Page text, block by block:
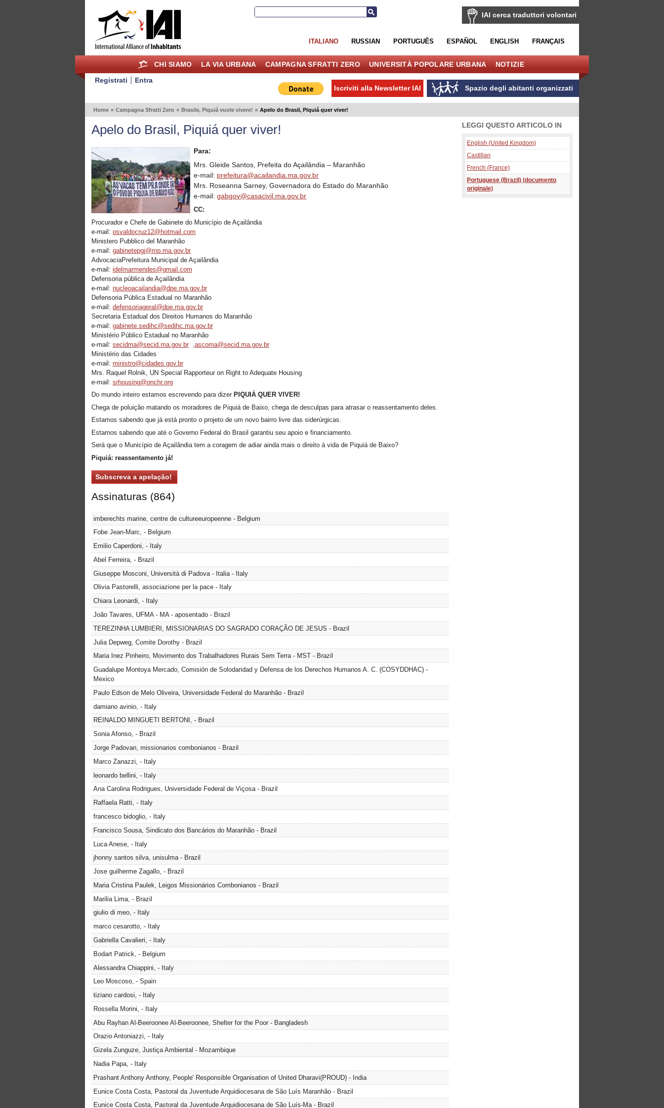
IAI cerca traduttori volontari
ITALIANO RUSSIAN PORTUGUÊS ESPAÑOL ENGLISH FRANÇAIS
CHI SIAMO LA VIA URBANA CAMPAGNA SFRATTI ZERO UNIVERSITÀ POPOLARE URBANA NOTIZIE
Registrati
Entra
Spazio degli abitanti organizzati
Iscriviti alla Newsletter IAI
Home » Campagna Sfratti Zero » Brasile, Piquiá vuole vivere! » Apelo do Brasil, Piquiá quer viver!
Apelo do Brasil, Piquiá quer viver!
Para:
Mrs. Gleide Santos, Prefeita do Açailândia – Maranhão
e-mail: prefeitura@acailandia.ma.gov.br
Mrs. Roseanna Sarney, Governadora do Estado do Maranhão
e-mail:gabgov@casacivil.ma.gov.br
CC:
Procurador e Chefe de Gabinete do Município de Açailândia
e-mail: osvaldocruz12@hotmail.com
Ministero Pubblico del Maranhão
e-mail: gabinetepgj@mp.ma.gov.br
AdvocaciaPrefeitura Municipal de Açailândia
e-mail: idelmarmendes@gmail.com
Defensoria pública de Açailândia
e-mail: nucleoacailandia@dpe.ma.gov.br
Defensoria Pública Estadual no Maranhão
e-mail: defensoriageral@dpe.ma.gov.br
Secretaria Estadual dos Direitos Humanos do Maranhão
e-mail: gabinete.sedihc@sedihc.ma.gov.br
Ministério Público Estadual no Maranhão
e-mail: secidma@secid.ma.gov.br
ascoma@secid.ma.gov.br
Ministério das Cidades
e-mail: ministro@cidades.gov.br
Mrs. Raquel Rolnik, UN Special Rapporteur on Right to Adequate Housing
e-mail: srhousing@onchr.org
Do mundo inteiro estamos escrevendo para dizer PIQUIÁ QUER VIVER!
Chega de poluição matando os moradores de Piquiá de Baixo, chega de desculpas para atrasar o reassentamento deles.
Estamos sabendo que já está pronto o projeto de um novo bairro livre das siderúrgicas.
Estamos sabendo que até o Governo Federal do Brasil garantiu seu apoio e financiamento.
Será que o Município de Açailândia tem a coragem de adiar ainda mais o direito à vida de Piquiá de Baixo?
Piquiá: reassentamento já!
Assinaturas (864)
imberechts marine, centre de cultureeuropeenne - Belgium
Fobe Jean-Marc, - Belgium
Emilio Caperdoni, - Italy
Abel Ferreira, - Brazil
Giuseppe Mosconi, Università di Padova - Italia - Italy
Olivia Pastorelli, associazione per la pace - Italy
Chiara Leonardi, - Italy
João Tavares, UFMA - MA - aposentado - Brazil
TEREZINHA LUMBIERI, MISSIONARIAS DO SAGRADO CORAÇÃO DE JESUS - Brazil
Julia Depweg, Comite Dorothy - Brazil
Maria Inez Pinheiro, Movimento dos Trabalhadores Rurais Sem Terra - MST - Brazil
Guadalupe Montoya Mercado, Comisión de Solodaridad y Defensa de los Derechos Humanos A. C. (COSYDDHAC) -
Mexico
Paulo Edson de Melo Oliveira, Universidade Federal do Maranhão - Brazil
damiano avinio, - Italy
REINALDO MINGUETI BERTONI, - Brazil
Sonia Afonso, - Brazil
Jorge Padovan, missionarios combonianos - Brazil
Marco Zanazzi, - Italy
leonardo bellini, - Italy
Ana Carolina Rodrigues, Universidade Federal de Viçosa - Brazil
Raffaela Ratti, - Italy
francesco bidoglio, - Italy
Francisco Sousa, Sindicato dos Bancários do Maranhão - Brazil
Luca Anese, - Italy
jhonny santos silva, unisulma - Brazil
Jose guilherme Zagallo, - Brazil
Maria Cristina Paulek, Leigos Missionários Combonianos - Brazil
Marilia Lima, - Brazil
giulio di meo, - Italy
marco cesarotto, - Italy
Gabriella Cavalieri, - Italy
Bodart Patrick, - Belgium
Alessandra Chiappini, - Italy
Leo Moscoso, - Spain
tiziano cardosi, - Italy
Rossella Morini, - Italy
Abu Rayhan Al-Beeroonee Al-Beeroonee, Shelter for the Poor - Bangladesh
Orazio Antoniazzi, - Italy
Gizela Zunguze, Justiça Ambiental - Mozambique
Nadia Papa, - Italy
Prashant Anthony Anthony, People' Responsible Organisation of United Dharavi(PROUD) - India
Eunice Costa Costa, Pastoral da Juventude Arquidiocesana de São Luís Maranhão - Brazil
Eunice Costa Costa, Pastoral da Juventude Arquidiocesana de São Luís-Ma - Brazil
LEGGI QUESTO ARTICOLO IN
English (United Kingdom)
Castillan
French (France)
Portuguese (Brazil) (documento
originale)